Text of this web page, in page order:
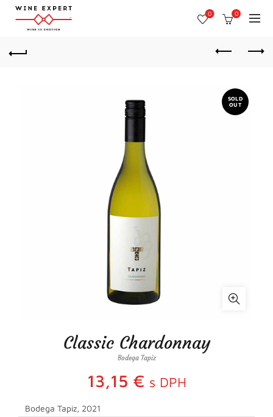
0 0
SOLD
OUT
Classic Chardonnay
Bodega Tapiz
13,15 € s DPH
Bodega Tapiz, 2021